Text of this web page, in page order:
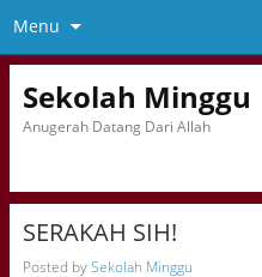
Menu
Sekolah Minggu
Anugerah Datang Dari Allah
SERAKAH SIH!
Posted bySekolah Minggu